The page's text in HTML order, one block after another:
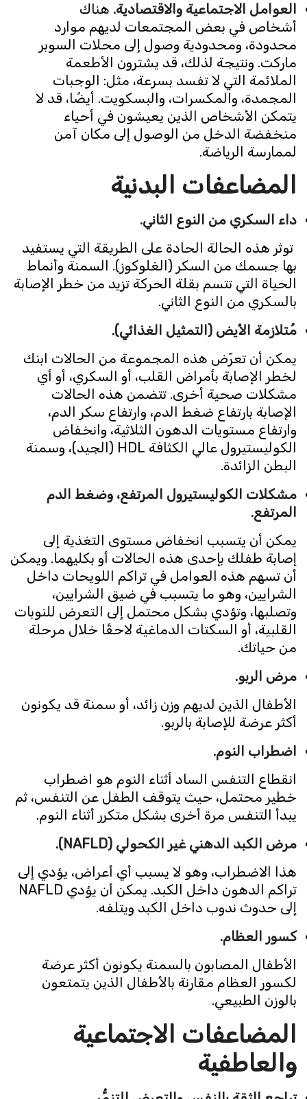
العوامل الاجتماعية والاقتصادية.هناك
أشخاص في بعض المجتمعات لديهم موارد
محدودة، ومحدودية وصول إلى محلات السوبر
ماركت. ونتيجة لذلك، قد يشترون الأطعمة
الملائمة التي لا تفسد بسرعة، مثل: الوجبات
المجمدة، والمكسرات، والبسكويت. أيضًا، قد لا
يتمكن الأشخاص الذين يعيشون في أحياء
منخفضة الدخل من الوصول إلى مكان آمن
لممارسة الرياضة.
المضاعفات البدنية
داء السكري من النوع الثاني.
توثر هذه الحالة الحادة على الطريقة التي يستفيد
بها جسمك من السكر (الغلوكوز). السمنة وأنماط
الحياة التي تتسم بقلة الحركة تزيد من خطر الإصابة
بالسكري من النوع الثاني.
مُتلازمة الأيض (التمثيل الغذائي).
يمكن أن تعرّض هذه المجموعة من الحالات ابنك
لخطر الإصابة بأمراض القلب، أو السكري، أو أي
مشكلات صحية أخرى. تتضمن هذه الحالات
الإصابة بارتفاع ضغط الدم، وارتفاع سكر الدم،
وارتفاع مستويات الدهون الثلاثية، وانخفاض
الكوليستيرول عالي الكثافة HDL (الجيد)، وسمنة
البطن الزائدة.
مشكلات الكوليستيرول المرتفع، وضغط الدم
المرتفع.
يمكن أن يتسبب انخفاض مستوى التغذية إلى
إصابة طفلك بإحدى هذه الحالات أو بكليهما. ويمكن
أن تسهم هذه العوامل في تراكم اللويحات داخل
الشرايين، وهو ما يتسبب في ضيق الشرايين،
وتصلبها، وتؤدي بشكل محتمل إلى التعرض للنوبات
القلبية، أو السكتات الدماغية لاحقًا خلال مرحلة
من حياتك.
مرض الربو.
الأطفال الذين لديهم وزن زائد، أو سمنة قد يكونون
أكثر عرضة للإصابة بالربو.
اضطراب النوم.
انقطاع التنفس الساد أثناء النوم هو اضطراب
خطير محتمل، حيث يتوقف الطفل عن التنفس، ثم
يبدأ التنفس مرة أخرى بشكل متكرر أثناء النوم.
مرض الكبد الدهني غير الكحولي (NAFLD
).
هذا الاضطراب، وهو لا يسبب أي أعراض، يؤدي إلى
تراكم الدهون داخل الكبد. يمكن أن يؤدي NAFLD
إلى حدوث ندوب داخل الكبد ويتلفه.
كسور العظام.
الأطفال المصابون بالسمنة يكونون أكثر عرضة
لكسور العظام مقارنة بالأطفال الذين يتمتعون
بالوزن الطبيعي.
المضاعفات الاجتماعية
والعاطفية